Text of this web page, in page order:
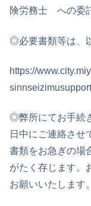
険労務士 への委
◎必要書類等は、
https://
◎弊所にてお手続
日中にご連絡させ
書類をお急ぎの場
がたく存じます。
お願いいたします。